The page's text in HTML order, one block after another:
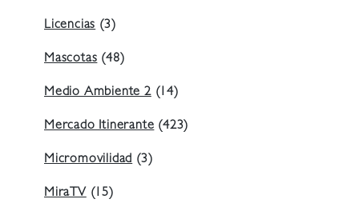
Licencias (3)
Mascotas (48)
Medio Ambiente 2(14)
Mercado Itinerante (423)
Micromovilidad (3)
MiraTV (15)